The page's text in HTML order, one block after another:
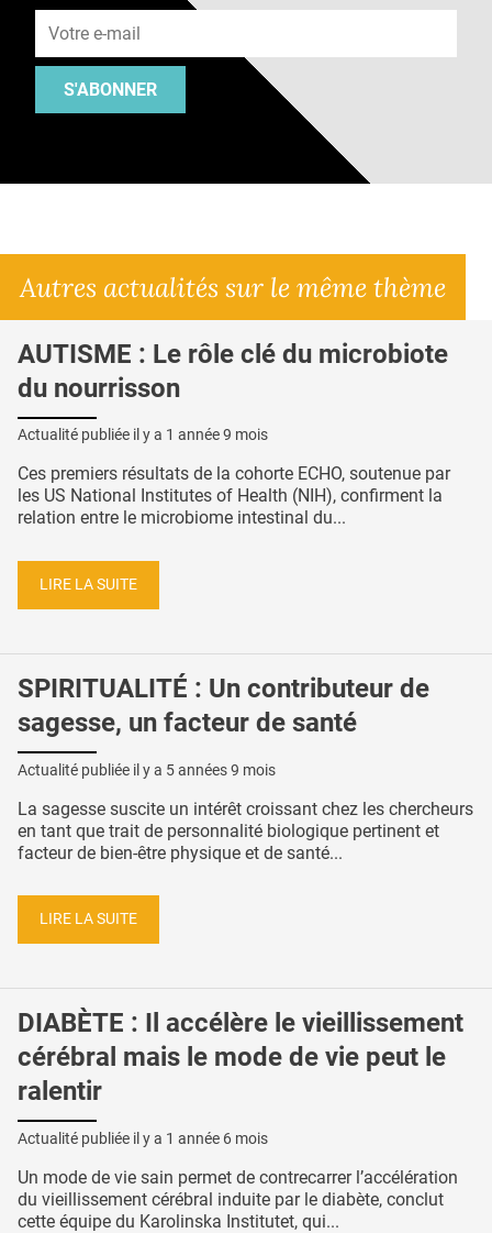
S'ABONNER
Autres actualités sur le même thème
AUTISME : Le rôle clé du microbiote
du nourrisson
Actualité publiée il y a 1 année 9 mois
Ces premiers résultats de la cohorte ECHO, soutenue par
les US National Institutes of Health (NIH), confirment la
relation entre le microbiome intestinal du...
LIRE LA SUITE
SPIRITUALITÉ : Un contributeur de
sagesse, un facteur de santé
Actualité publiée il y a 5 années 9 mois
La sagesse suscite un intérêt croissant chez les chercheurs
en tant que trait de personnalité biologique pertinent et
facteur de bien-être physique et de santé...
LIRE LA SUITE
DIABÈTE : Il accélère le vieillissement
cérébral mais le mode de vie peut le
ralentir
Actualité publiée il y a 1 année 6 mois
Un mode de vie sain permet de contrecarrer l’accélération
du vieillissement cérébral induite par le diabète, conclut
cette équipe du Karolinska Institutet, qui...